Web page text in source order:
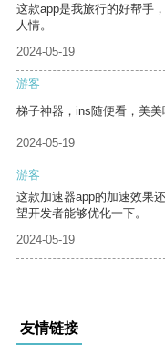
这款app是我旅行的好帮手
人情。
2024-05-19
游客
梯子神器，ins随便看，美美
2024-05-19
游客
这款加速器app的加速效果
望开发者能够优化一下。
2024-05-19
友情链接